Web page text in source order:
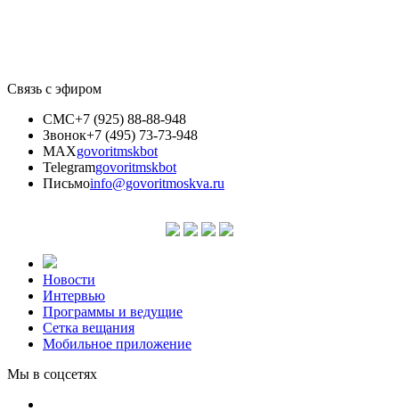
Связь с эфиром
СМС+7 (925) 88-88-948
Звонок+7 (495) 73-73-948
MAXgovoritmskbot
Telegramgovoritmskbot
Письмоinfo@govoritmoskva.ru
Новости
Интервью
Программы и ведущие
Сетка вещания
Мобильное приложение
Мы в соцсетях